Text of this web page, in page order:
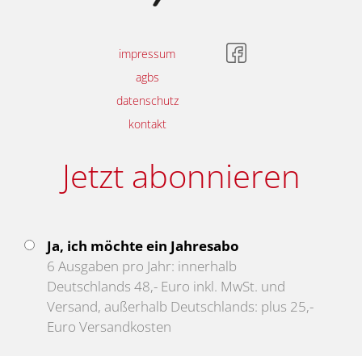
impressum
agbs
datenschutz
kontakt
Jetzt abonnieren
Ja, ich möchte ein Jahresabo
6 Ausgaben pro Jahr: innerhalb
Deutschlands 48,- Euro inkl. MwSt. und
Versand, außerhalb Deutschlands: plus 25,-
Euro Versandkosten